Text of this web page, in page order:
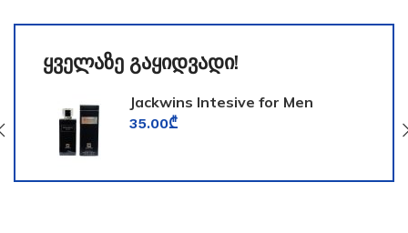
ყველაზე გაყიდვადი!
Jackwins Intesive for Men
35.00₾